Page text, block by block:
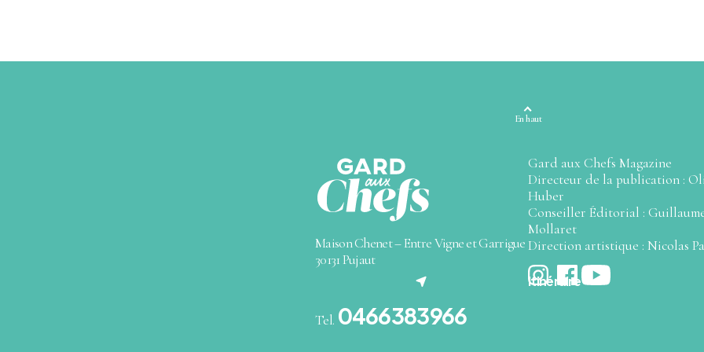
En haut
Maison Chenet – Entre Vigne et Garrigue
30131 Pujaut
Itinéraire
Tel. 0466383966
Gard aux Chefs Magazine
Directeur de la publication :
Huber
Conseiller Éditorial :
Mollaret
Direction artistique : Nicolas